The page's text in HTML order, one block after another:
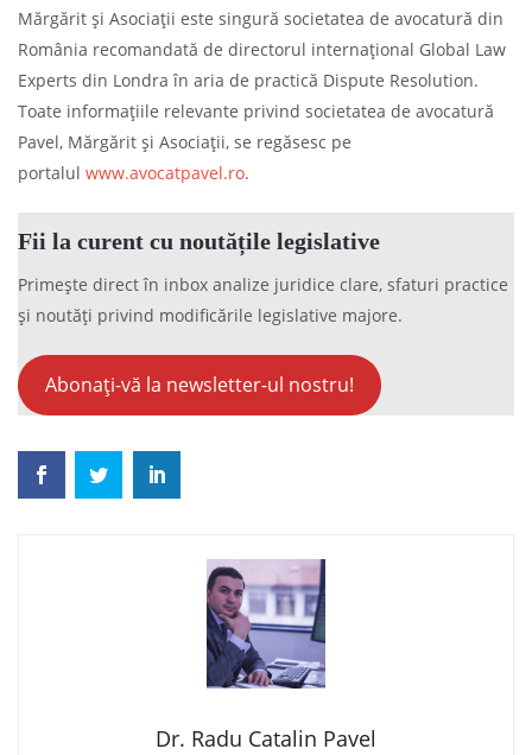
Mărgărit și Asociații este singură societatea de avocatură din
România recomandată de directorul internațional Global Law
Experts din Londra în aria de practică Dispute Resolution.
Toate informațiile relevante privind societatea de avocatură
Pavel, Mărgărit și Asociații, se regăsesc pe
portalul www.avocatpavel.ro.
Fii la curent cu noutățile legislative
Primește direct în inbox analize juridice clare, sfaturi practice
și noutăți privind modificările legislative majore.
Abonați-vă la newsletter-ul nostru!
Dr. Radu Catalin Pavel